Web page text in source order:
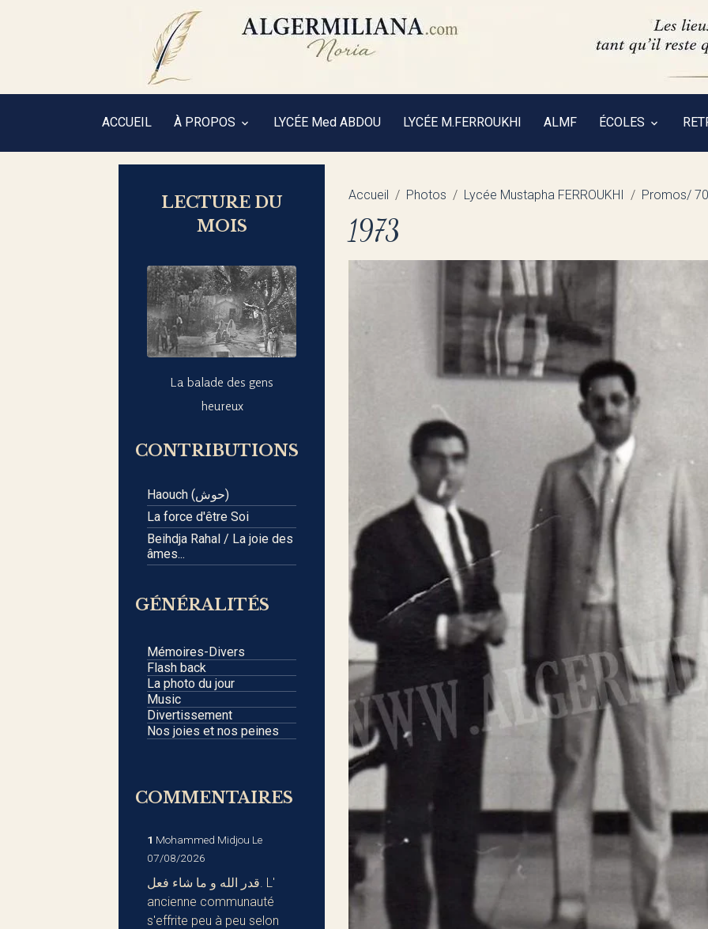
ACCUEIL À PROPOS LYCÉE Med ABDOU LYCÉE M.FERROUKHI ALMF ÉCOLES
Accueil Photos Lycée Mustapha FERROUKHI Promos/
1973
LECTURE DU
MOIS
La balade des gens
heureux
CONTRIBUTIONS
Haouch (حوش)
La force d'être Soi
Beihdja Rahal / La joie des
âmes...
GÉNÉRALITÉS
Mémoires-Divers
Flash back
La photo du jour
Music
Divertissement
Nos joies et nos peines
COMMENTAIRES
1 Mohammed Midjou Le
07/08/2026
قدر الله و ما شاء فعل. L'
ancienne communauté
s'effrite peu à peu selon